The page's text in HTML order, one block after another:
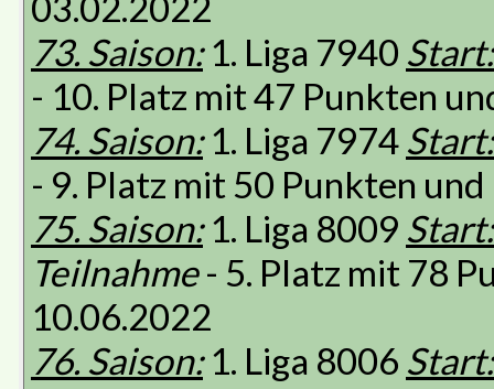
73. Saison:1. Liga 7940 Start:
- 10. Platz mit 47 Punkten
74. Saison:1. Liga 7974 Start:
- 9. Platz mit 50 Punkten
75. Saison:1. Liga 8009 Start:
Teilnahme- 5. Platz mit 78
10.06.2022
76. Saison:1. Liga 8006 Start: